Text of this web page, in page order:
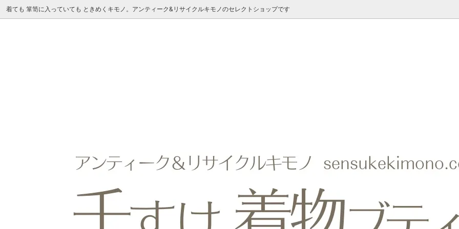
着ても 箪笥に入っていても ときめくキモノ。アンティーク&リサイクルキモノのセレクトショップです